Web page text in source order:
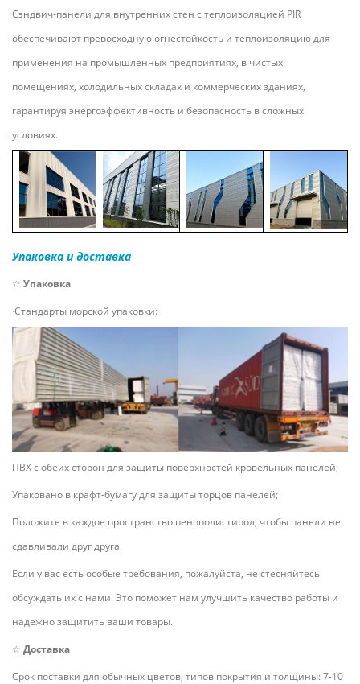
Сэндвич-панели для внутренних стен с теплоизоляцией PIR
обеспечивают превосходную огнестойкость и теплоизоляцию для
применения на промышленных предприятиях, в чистых
помещениях, холодильных складах и коммерческих зданиях,
гарантируя энергоэффективность и безопасность в сложных
условиях.
Упаковка и доставка
☆ Упаковка
·Стандарты морской упаковки:
ПВХ с обеих сторон для защиты поверхностей кровельных панелей;
Упаковано в крафт-бумагу для защиты торцов панелей;
Положите в каждое пространство пенополистирол, чтобы панели не
сдавливали друг друга.
Если у вас есть особые требования, пожалуйста, не стесняйтесь
обсуждать их с нами. Это поможет нам улучшить качество работы и
надежно защитить ваши товары.
☆ Доставка
Срок поставки для обычных цветов, типов покрытия и толщины: 7-10